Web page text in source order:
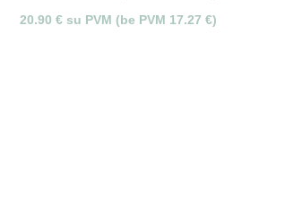
20.90 € su PVM (be PVM 17.27 €)